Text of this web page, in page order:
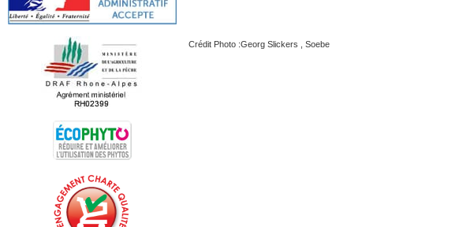
Crédit Photo :Georg Slickers , Soebe